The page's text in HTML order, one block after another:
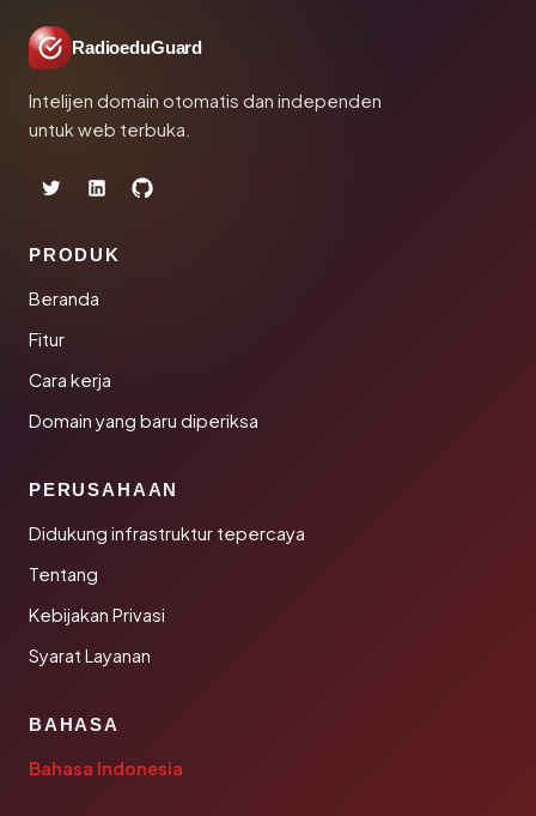
RadioeduGuard
Intelijen domain otomatis dan independen
untuk web terbuka.
PRODUK
Beranda
Fitur
Cara kerja
Domain yang baru diperiksa
PERUSAHAAN
Didukung infrastruktur tepercaya
Tentang
Kebijakan Privasi
Syarat Layanan
BAHASA
Bahasa Indonesia